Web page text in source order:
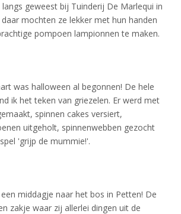
geweest bij Tuinderij De Marlequi in
mochten ze lekker met hun handen
pompoen lampionnen te maken.
was halloween al begonnen! De hele
ik het teken van griezelen. Er werd met
spinnen cakes versiert,
uitgeholt, spinnenwebben gezocht
'grijp de mummie!'.
middagje naar het bos in Petten! De
zakje waar zij allerlei dingen uit de